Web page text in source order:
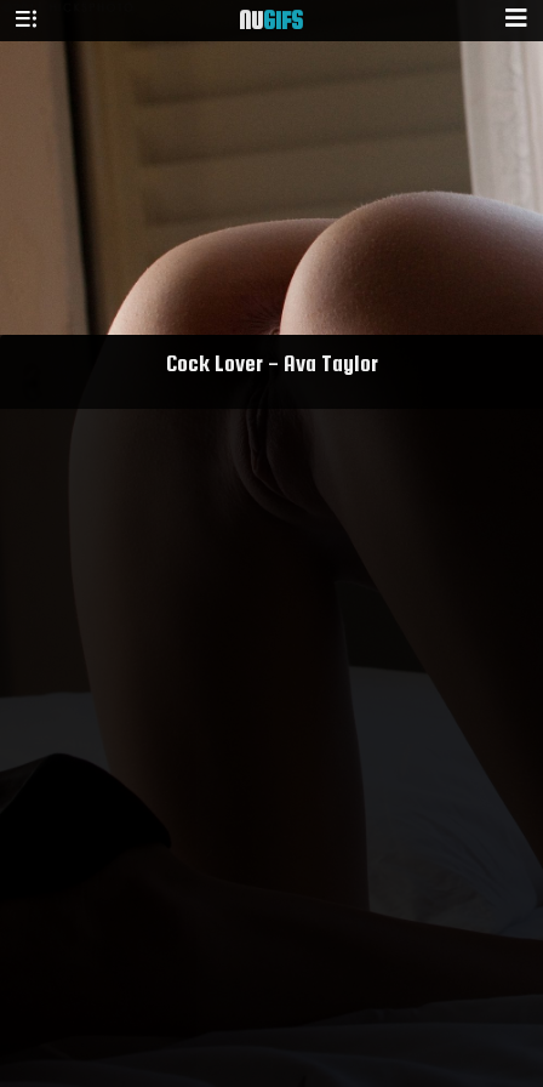
NUGIFS
Cock Lover - Ava Taylor